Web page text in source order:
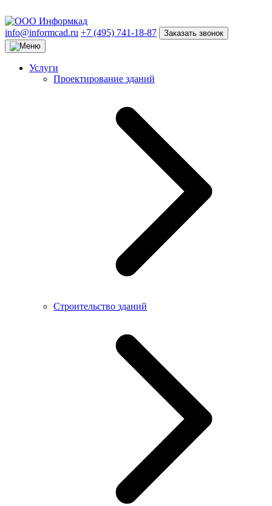
info@informcad.ru +7 (495) 741-18-87 Заказать звонок
Услуги
Проектирование зданий
Строительство зданий